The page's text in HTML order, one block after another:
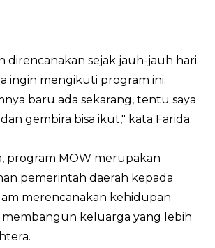
direncanakan sejak jauh-jauh hari.
ingin mengikuti program ini.
baru ada sekarang, tentu saya
gembira bisa ikut," kata Farida.
program MOW merupakan
pemerintah daerah kepada
merencanakan kehidupan
keluarga yang lebih